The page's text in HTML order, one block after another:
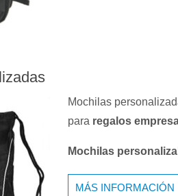
Mochilas
para regalos
Mochilas
MÁS INFORMACIÓN